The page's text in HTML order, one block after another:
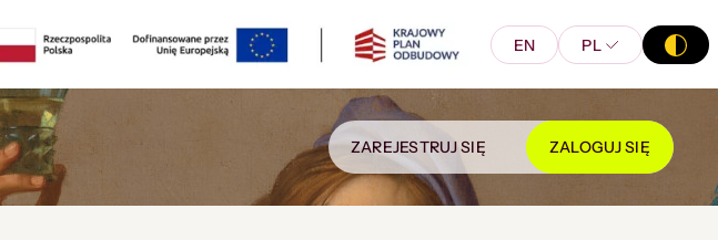
EN PL
ZAREJESTRUJ SIĘ ZALOGUJ SIĘ